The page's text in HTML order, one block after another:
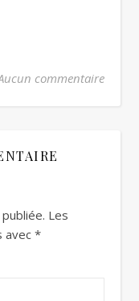
commentaire
Les
avec *